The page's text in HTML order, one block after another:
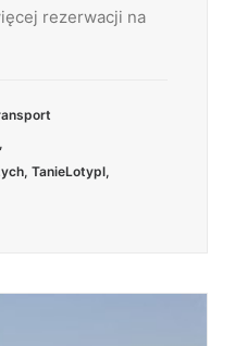
rezerwacji na
,
, TanieLotypl,